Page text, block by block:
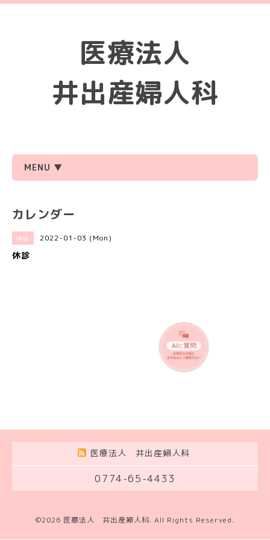
医療法人
井出産婦人科
MENU ▼
カレンダー
休日 2022-01-03 (Mon)
休診
医療法人 井出産婦人科
0774-65-4433
©2026 医療法人 井出産婦人科. All Rights Reserved.